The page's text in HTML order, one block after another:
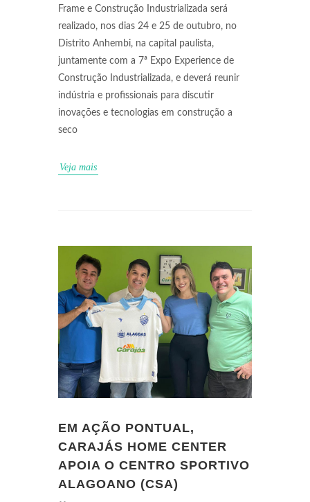
Frame e Construção Industrializada será
realizado, nos dias 24 e 25 de outubro, no
Distrito Anhembi, na capital paulista,
juntamente com a 7ª Expo Experience de
Construção Industrializada, e deverá reunir
indústria e profissionais para discutir
inovações e tecnologias em construção a
seco
Veja mais
EM AÇÃO PONTUAL,
CARAJÁS HOME CENTER
APOIA O CENTRO SPORTIVO
ALAGOANO (CSA)